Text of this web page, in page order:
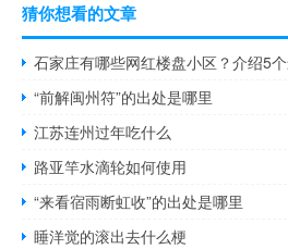
猜你想看的文章
石家庄有哪些网红楼盘小区？介绍5
“前解闽州符”的出处是哪里
江苏连州过年吃什么
路亚竿水滴轮如何使用
“来看宿雨断虹收”的出处是哪里
睡洋觉的滚出去什么梗